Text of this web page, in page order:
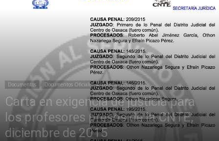
Social
de
la
Documentos Documentos Oficiales Últimas notas
Carta en exigencia de justicia para
los profesores presos de la CNTE,
diciembre de 2015